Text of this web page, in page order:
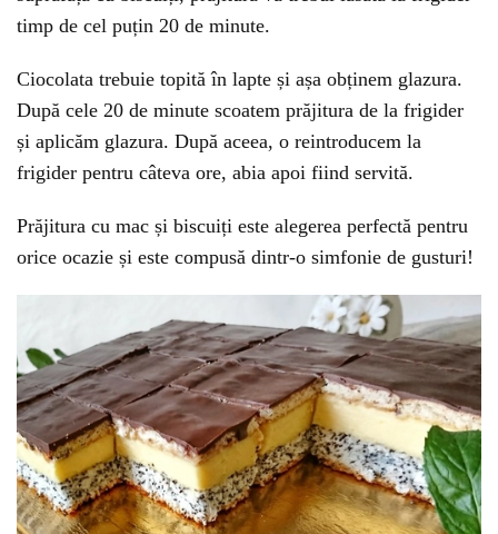
timp de cel puțin 20 de minute.
Ciocolata trebuie topită în lapte și așa obținem glazura.
După cele 20 de minute scoatem prăjitura de la frigider
și aplicăm glazura. După aceea, o reintroducem la
frigider pentru câteva ore, abia apoi fiind servită.
Prăjitura cu mac și biscuiți este alegerea perfectă pentru
orice ocazie și este compusă dintr-o simfonie de gusturi!